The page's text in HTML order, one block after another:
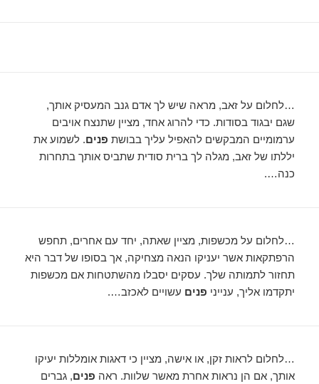
…לחלום על זאב, מראה שיש לך אדם גנב המעסיק אותך,
שגם יבגוד בסודות. כדי להרוג אחד, מציין שתנצח אויבים
ערמומיים המבקשים להאפיל עליך בבושת פנים. לשמוע את
יללתו של זאב, מגלה לך ברית סודית שתביס אותך בתחרות
כנה….
…לחלום על מכשפות, מציין שאתה, יחד עם אחרים, תחפש
הרפתקאות אשר יעניקו הנאה מצחיקה, אך בסופו של דבר היא
תחזור לתמותה שלך. עסקים יסבלו מהשתטחות אם מכשפות
יתקדמו אליך, ענייני פנים עשויים לאכזב….
…לחלום לראות זקן, או אישה, מציין כי דאגות אומללות יעיקו
אותך, אם הן נראות אחרת מאשר שלוות. ראה פנים, גברים